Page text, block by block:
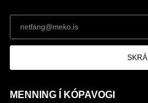
SKRÁ
MENNING Í KÓPAVOGI